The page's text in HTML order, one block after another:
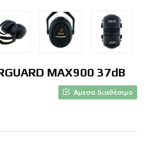
MAX900 37dB
Άμεσα διαθέσιμο